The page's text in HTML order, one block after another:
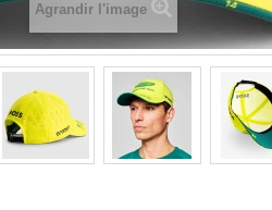
Agrandir l'image